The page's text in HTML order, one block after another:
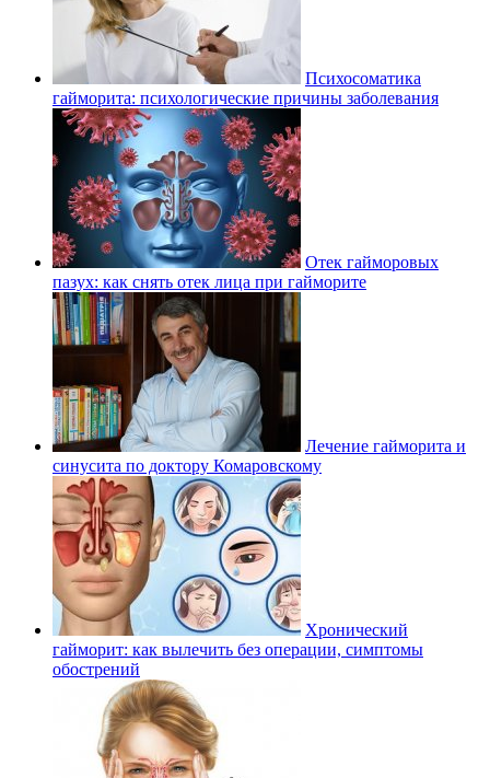
Психосоматика
гайморита: психологические причины заболевания
Отек гайморовых
пазух: как снять отек лица при гайморите
Лечение гайморита и
синусита по доктору Комаровскому
Хронический
гайморит: как вылечить без операции, симптомы
обострений